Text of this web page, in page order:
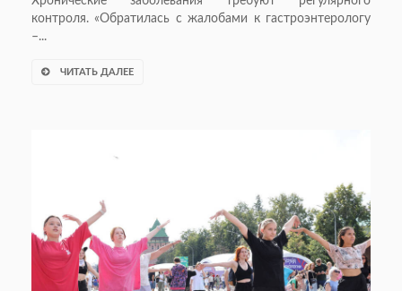
контроля. «Обратилась с жалобами к гастроэнтерологу
–...
ЧИТАТЬ ДАЛЕЕ